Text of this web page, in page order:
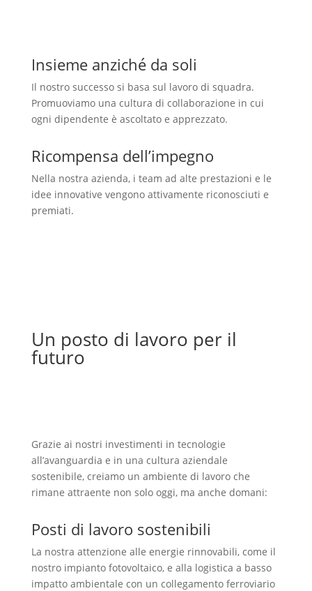
Insieme anziché da soli
Il nostro successo si basa sul lavoro di squadra.
Promuoviamo una cultura di collaborazione in cui
ogni dipendente è ascoltato e apprezzato.
Ricompensa dell’impegno
Nella nostra azienda, i team ad alte prestazioni e le
idee innovative vengono attivamente riconosciuti e
premiati.
Un posto di lavoro per il
futuro
Grazie ai nostri investimenti in tecnologie
all’avanguardia e in una cultura aziendale
sostenibile, creiamo un ambiente di lavoro che
rimane attraente non solo oggi, ma anche domani:
Posti di lavoro sostenibili
La nostra attenzione alle energie rinnovabili, come il
nostro impianto fotovoltaico, e alla logistica a basso
impatto ambientale con un collegamento ferroviario